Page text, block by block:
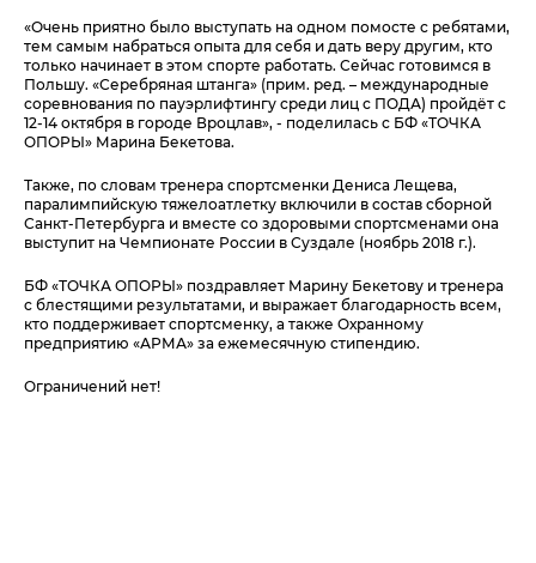
«Очень приятно было выступать на одном помосте с ребятами,
тем самым набраться опыта для себя и дать веру другим, кто
только начинает в этом спорте работать. Сейчас готовимся в
Польшу. «Серебряная штанга» (прим. ред. – международные
соревнования по пауэрлифтингу среди лиц с ПОДА) пройдёт с
12-14 октября в городе Вроцлав», - поделилась с БФ «ТОЧКА
ОПОРЫ» Марина Бекетова.
Также, по словам тренера спортсменки Дениса Лещева,
паралимпийскую тяжелоатлетку включили в состав сборной
Санкт-Петербурга и вместе со здоровыми спортсменами она
выступит на Чемпионате России в Суздале (ноябрь 2018 г.).
БФ «ТОЧКА ОПОРЫ» поздравляет Марину Бекетову и тренера
с блестящими результатами, и выражает благодарность всем,
кто поддерживает спортсменку, а также Охранному
предприятию «АРМА» за ежемесячную стипендию.
Ограничений нет!